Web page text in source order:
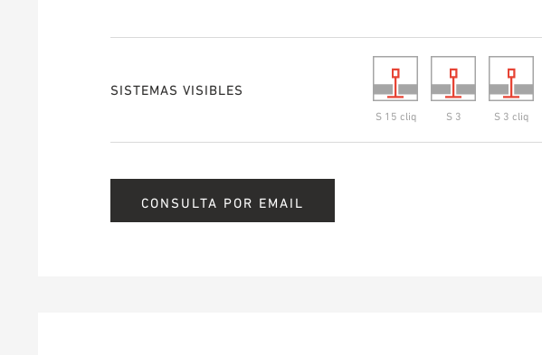
SISTEMAS VISIBLES
S 15 cliq S 3 S 3 cliq
CONSULTA POR EMAIL